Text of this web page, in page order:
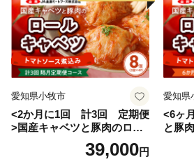
愛知県小牧市
<2か月に1回 計3回 定期便
>国産キャベツと豚肉のロー
ルキャベツ（4P入り）
39,000円
愛知県
<6ヶ
と豚